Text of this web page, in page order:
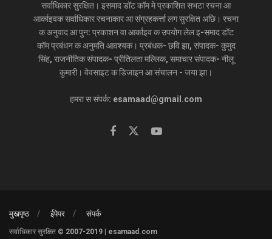
सर्वाधिकार सुरक्षित। इसमाद डॉट कॉम मे प्रकाशित सभटा रचना आ
आर्काइवक सर्वाधिकार रचनाकार आ संग्रहकर्त्ता लग सुरक्षित अछि। रचना
क अनुवाद आ पुन: प्रकाशन वा आर्काइव क उपयोग लेल इ-समाद डॉट
कॉम प्रबंधन क अनुमति आवश्यक। प्रबंधक- छवि झा, संपादक- कुमुद
सिंह, राजनीतिक संपादक- प्रीतिलता मल्लिक, समाचार संपादक- नीलू
कुमारी। वेवसाइट क डिजाइन आ संचालन - जया झा।
हमरा स संपर्क: esamaad@gmail.com
मुखपृष्ठ ईपेपर संपर्क
सर्वाधिकार सुरक्षित © 2007-2019 | esamaad.com